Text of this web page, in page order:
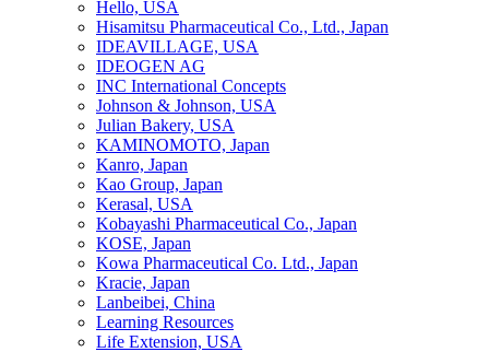
Hello, USA
Hisamitsu Pharmaceutical Co., Ltd., Japan
IDEAVILLAGE, USA
IDEOGEN AG
INC International Concepts
Johnson & Johnson, USA
Julian Bakery, USA
KAMINOMOTO, Japan
Kanro, Japan
Kao Group, Japan
Kerasal, USA
Kobayashi Pharmaceutical Co., Japan
KOSE, Japan
Kowa Pharmaceutical Co. Ltd., Japan
Kracie, Japan
Lanbeibei, China
Learning Resources
Life Extension, USA